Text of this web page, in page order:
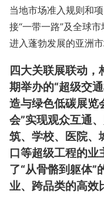
当地市场准入规则和
接“一带一路”及全球市
进入蓬勃发展的亚洲
四大关联展联动，
期举办的“超级交
造与绿色低碳展览
会”实现观众互通
筑、学校、医院、
口等超级工程的业
了“从骨骼到躯体”
业、跨品类的高效